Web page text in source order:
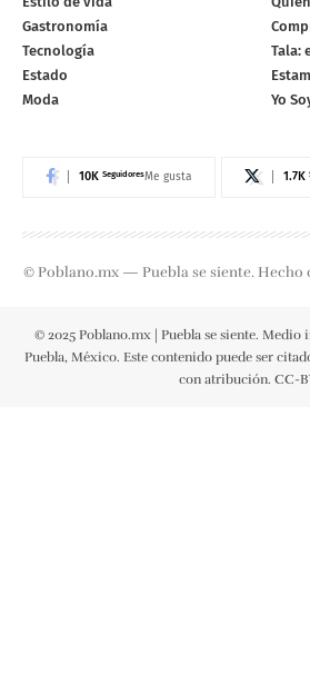
Gastronomía
Tecnología
Estado
Moda
Tala:
Yo
10K SeguidoresMe gusta 1.7K
© Poblano.mx — Puebla se siente. Hecho
© 2025 Poblano.mx | Puebla se siente. Medio
Puebla, México. Este contenido puede ser
con atribución. CC-